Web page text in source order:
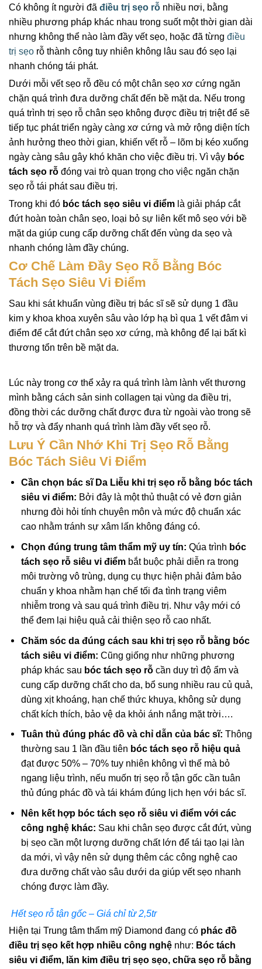
Có không ít người đã điều trị sẹo rỗ nhiều nơi, bằng
nhiều phương pháp khác nhau trong suốt một thời gian dài
nhưng không thể nào làm đầy vết sẹo, hoặc đã từng điều
trị sẹo rỗ thành công tuy nhiên không lâu sau đó sẹo lại
nhanh chóng tái phát.
Dưới mỗi vết sẹo rỗ đều có một chân sẹo xơ cứng ngăn
chặn quá trình đưa dưỡng chất đến bề mặt da. Nếu trong
quá trình trị sẹo rỗ chân sẹo không được điều trị triệt để sẽ
tiếp tục phát triển ngày càng xơ cứng và mở rộng diện tích
ảnh hưởng theo thời gian, khiến vết rỗ – lõm bị kéo xuống
ngày càng sâu gây khó khăn cho việc điều trị. Vì vậy bóc
tách sẹo rỗ đóng vai trò quan trọng cho việc ngăn chặn
sẹo rỗ tái phát sau điều trị.
Trong khi đó bóc tách sẹo siêu vi điểm là giải pháp cắt
đứt hoàn toàn chân sẹo, loại bỏ sự liên kết mô sẹo với bề
mặt da giúp cung cấp dưỡng chất đến vùng da sẹo và
nhanh chóng làm đầy chúng.
Cơ Chế Làm Đầy Sẹo Rỗ Bằng Bóc
Tách Sẹo Siêu Vi Điểm
Sau khi sát khuẩn vùng điều trị bác sĩ sẽ sử dụng 1 đầu
kim y khoa khoa xuyên sâu vào lớp hạ bì qua 1 vết đâm vi
điểm để cắt đứt chân sẹo xơ cứng, mà không để lại bất kì
thương tổn trên bề mặt da.
Lúc này trong cơ thể xảy ra quá trình làm lành vết thương
mình bằng cách sản sinh collagen tại vùng da điều trị,
đồng thời các dưỡng chất được đưa từ ngoài vào trong sẽ
hỗ trợ và đẩy nhanh quá trình làm đầy vết sẹo rỗ.
Lưu Ý Cần Nhớ Khi Trị Sẹo Rỗ Bằng
Bóc Tách Siêu Vi Điểm
Cần chọn bác sĩ Da Liễu khi trị sẹo rỗ bằng bóc tách
siêu vi điểm: Bởi đây là một thủ thuật có vẻ đơn giản
nhưng đòi hỏi tính chuyên môn và mức độ chuẩn xác
cao nhằm tránh sự xâm lấn không đáng có.
Chọn đúng trung tâm thẩm mỹ uy tín: Qúa trình bóc
tách sẹo rỗ siêu vi điểmbắt buộc phải diễn ra trong
môi trường vô trùng, dụng cụ thực hiện phải đảm bảo
chuẩn y khoa nhằm hạn chế tối đa tình trạng viêm
nhiễm trong và sau quá trình điều trị. Như vậy mới có
thể đem lại hiệu quả cải thiện sẹo rỗ cao nhất.
Chăm sóc da đúng cách sau khi trị sẹo rỗ bằng bóc
tách siêu vi điểm: Cũng giống như những phương
pháp khác sau bóc tách sẹo rỗcần duy trì độ ẩm và
cung cấp dưỡng chất cho da, bổ sung nhiều rau củ quả,
dùng xịt khoáng, hạn chế thức khuya, không sử dụng
chất kích thích, bảo vệ da khỏi ánh nắng mặt trời….
Tuân thủ đúng phác đồ và chỉ dẫn của bác sĩ: Thông
thường sau 1 lần đầu tiên bóc tách sẹo rỗ hiệu quả
đạt được 50% – 70% tuy nhiên không vì thế mà bỏ
ngang liệu trình, nếu muốn trị sẹo rỗ tận gốc cần tuân
thủ đúng phác đồ và tái khám đúng lịch hẹn với bác sĩ.
Nên kết hợp bóc tách sẹo rỗ siêu vi điểm với các
công nghệ khác: Sau khi chân sẹo được cắt đứt, vùng
bị sẹo cần một lượng dưỡng chất lớn để tái tạo lại làn
da mới, vì vậy nên sử dụng thêm các công nghệ cao
đưa dưỡng chất vào sâu dưới da giúp vết sẹo nhanh
chóng được làm đầy.
Hết sẹo rỗ tận gốc – Giá chỉ từ 2,5tr
Hiện tại Trung tâm thẩm mỹ Diamond đang có phác đồ
điều trị sẹo kết hợp nhiều công nghệ như: Bóc tách
siêu vi điểm, lăn kim điều trị sẹo sẹo, chữa sẹo rỗ bằng